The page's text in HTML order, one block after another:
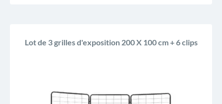
Lot de 3 grilles d'exposition 200 X 100 cm + 6 clips